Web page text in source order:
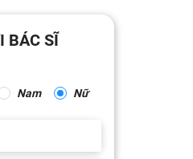
BÁC SĨ
Nam Nữ